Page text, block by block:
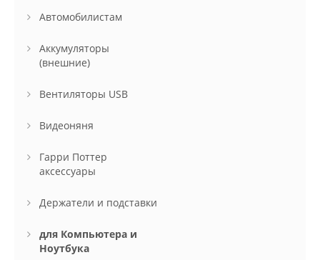
Автомобилистам
Аккумуляторы
(внешние)
Вентиляторы USB
Видеоняня
Гарри Поттер
аксессуары
Держатели и подставки
для Компьютера и
Ноутбука